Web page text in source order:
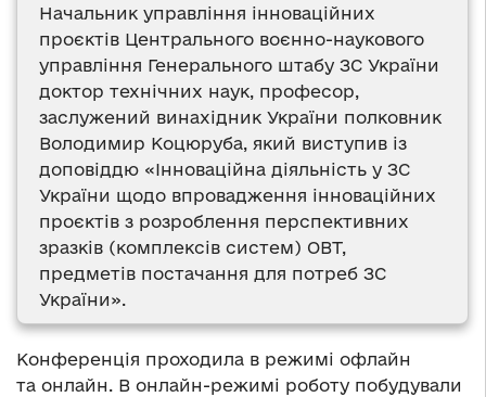
Начальник управління інноваційних
проєктів Центрального воєнно-наукового
управління Генерального штабу ЗС України
доктор технічних наук, професор,
заслужений винахідник України полковник
Володимир Коцюруба, який виступив із
доповіддю «Інноваційна діяльність у ЗС
України щодо впровадження інноваційних
проєктів з розроблення перспективних
зразків (комплексів систем) ОВТ,
предметів постачання для потреб ЗС
України».
Конференція проходила в режимі офлайн
та онлайн. В онлайн-режимі роботу побудували